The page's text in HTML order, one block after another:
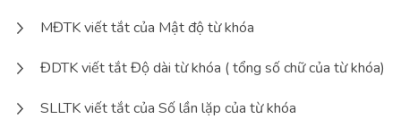
MĐTK viết tắt của Mật độ từ khóa
ĐDTK viết tắt Độ dài từ khóa ( tổng số chữ của từ khóa)
SLLTK viết tắt của Số lần lặp của từ khóa